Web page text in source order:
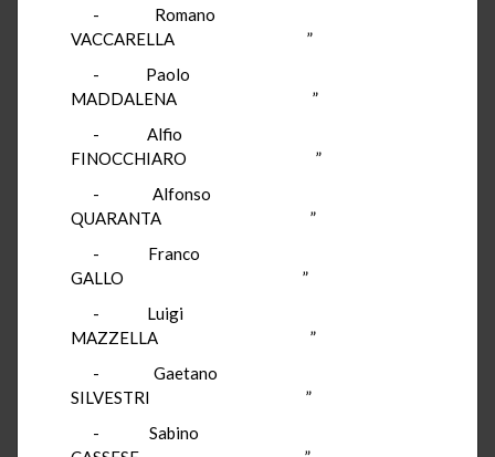
- Romano
VACCARELLA ”
- Paolo
MADDALENA ”
- Alfio
FINOCCHIARO ”
- Alfonso
QUARANTA ”
- Franco
GALLO ”
- Luigi
MAZZELLA ”
- Gaetano
SILVESTRI ”
- Sabino